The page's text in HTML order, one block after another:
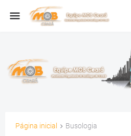
Página inicial Busologia